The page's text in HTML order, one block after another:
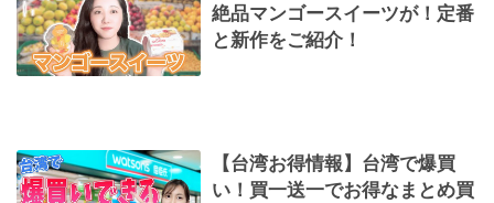
絶品マンゴースイーツが！定番
と新作をご紹介！
【台湾お得情報】台湾で爆買
い！買一送一でお得なまとめ買